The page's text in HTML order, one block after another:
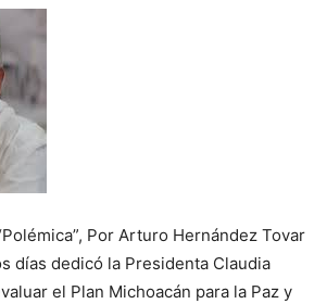
Por Arturo Hernández Tovar
días dedicó la Presidenta Claudia
el Plan Michoacán para la Paz y